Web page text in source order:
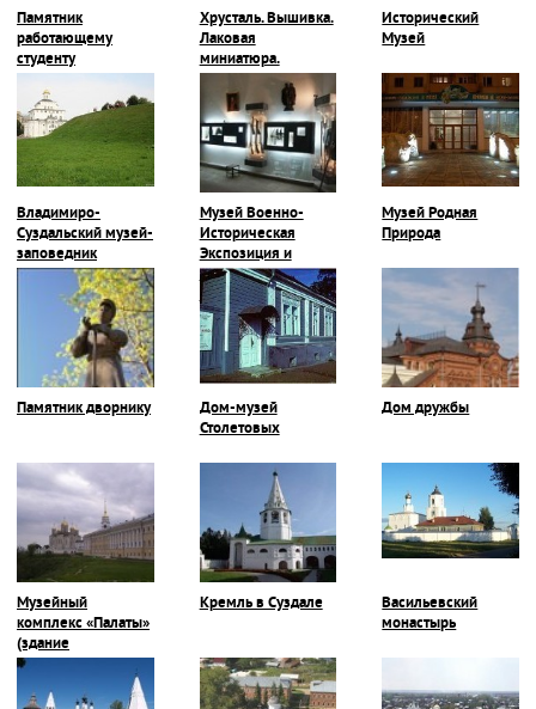
Памятник
работающему
студенту
Хрусталь. Вышивка.
Лаковая
миниатюра.
Исторический
Музей
Владимиро-
Суздальский музей-
заповедник
Музей Военно-
Историческая
Экспозиция и
Галерея Героев-
Владимирцев
Музей Родная
Природа
Памятник дворнику
Дом-музей
Столетовых
Дом дружбы
Музейный
комплекс «Палаты»
(здание
Присутственных
Кремль в Суздале
Васильевский
монастырь